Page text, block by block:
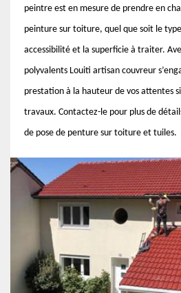
peintre est en mesure de prendre en
peinture sur toiture, quel que soit le
accessibilité et la superficie à traiter.
polyvalents Louiti artisan couvreur
prestation à la hauteur de vos attentes
travaux. Contactez-le pour plus de
de pose de penture sur toiture et tuiles.